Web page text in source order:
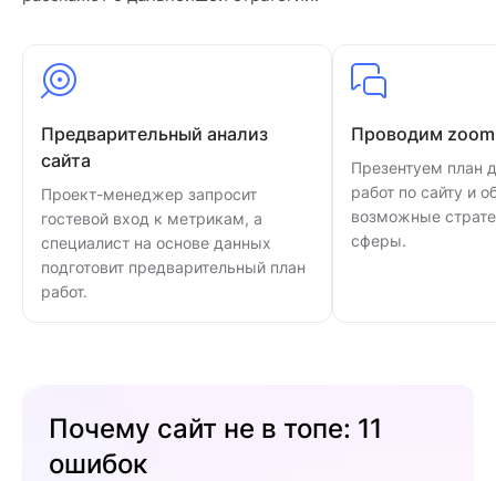
Предварительный анализ
сайта
Проект-менеджер запросит
гостевой вход к метрикам, а
специалист на основе данных
подготовит предварительный план
работ.
Проводим
Презентуем план
работ по сайту и
возможные
сферы.
Почему сайт не в топе: 11
ошибок